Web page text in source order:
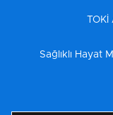
TOKİ
Sağlıklı Hayat